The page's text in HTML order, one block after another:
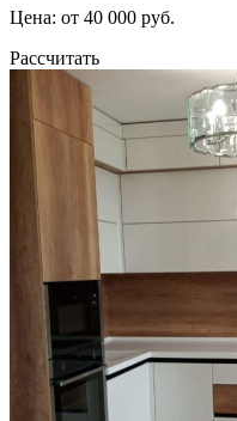
Цена: от 40 000 руб.
Рассчитать